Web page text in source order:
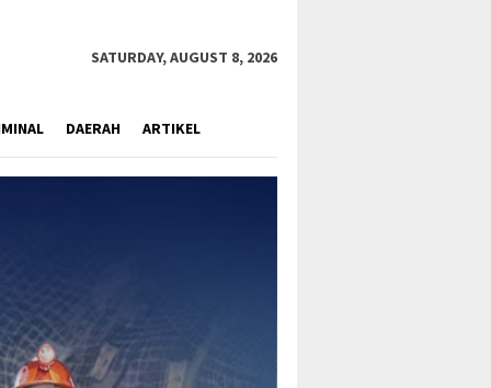
SATURDAY, AUGUST 8, 2026
DAERAH ARTIKEL